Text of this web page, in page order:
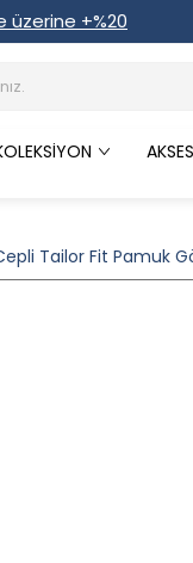
üzerine +%20
Tailor Fit Pamuk